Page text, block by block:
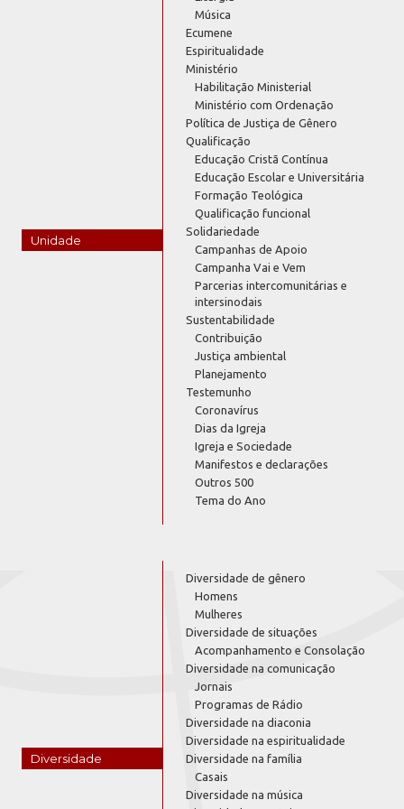
Unidade
Música
Ecumene
Espiritualidade
Ministério
Habilitação Ministerial
Ministério com Ordenação
Política de Justiça de Gênero
Qualificação
Educação Cristã Contínua
Educação Escolar e Universitária
Formação Teológica
Qualificação funcional
Solidariedade
Campanhas de Apoio
Campanha Vai e Vem
Parcerias intercomunitárias e
intersinodais
Sustentabilidade
Contribuição
Justiça ambiental
Planejamento
Testemunho
Coronavírus
Dias da Igreja
Igreja e Sociedade
Manifestos e declarações
Outros 500
Tema do Ano
Diversidade
Diversidade de gênero
Homens
Mulheres
Diversidade de situações
Acompanhamento e Consolação
Diversidade na comunicação
Jornais
Programas de Rádio
Diversidade na diaconia
Diversidade na espiritualidade
Diversidade na família
Casais
Diversidade na música